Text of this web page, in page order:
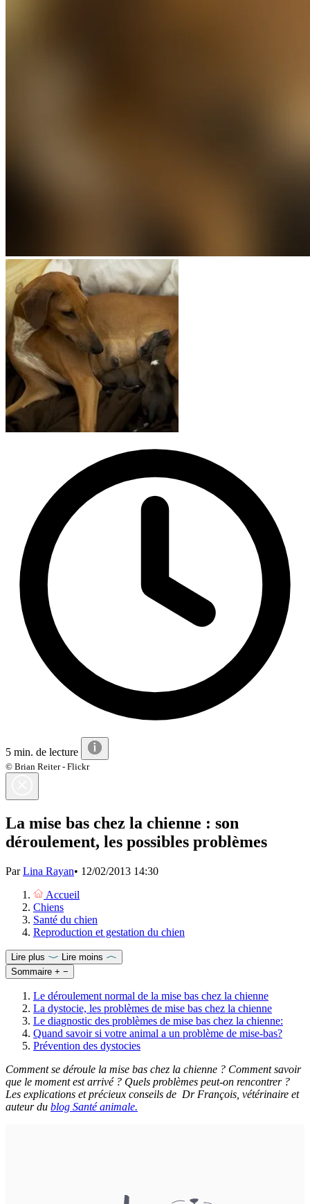
5 min. de lecture
© Brian Reiter - Flickr
La mise bas chez la chienne : son
déroulement, les possibles problèmes
ParLina Rayan• 12/02/2013 14:30
Accueil
Chiens
Santé du chien
Reproduction et gestation du chien
Lire plus
Lire moins
Sommaire + −
Le déroulement normal de la mise bas chez la chienne
La dystocie, les problèmes de mise bas chez la chienne
Le diagnostic des problèmes de mise bas chez la chienne:
Quand savoir si votre animal a un problème de mise-bas?
Prévention des dystocies
Comment se déroule la mise bas chez la chienne ? Comment savoir
que le moment est arrivé ? Quels problèmes peut-on rencontrer ?
Les explications et précieux conseils de Dr François, vétérinaire et
auteur du blog Santé animale.